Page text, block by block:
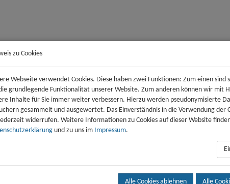
Jobs Archiv
Leben
zu Cookies
Webseite verwendet Cookies. Diese haben zwei Funktionen: Zum einen sind
grundlegende Funktionalität unserer Website. Zum anderen können wir mit
Inhalte für Sie immer weiter verbessern. Hierzu werden pseudonymisierte
gesammelt und ausgewertet. Das Einverständnis in die Verwendung der
widerrufen. Weitere Informationen zu Cookies auf dieser Website
und zu uns im Impressum.
Alle Cookies ablehnen Alle